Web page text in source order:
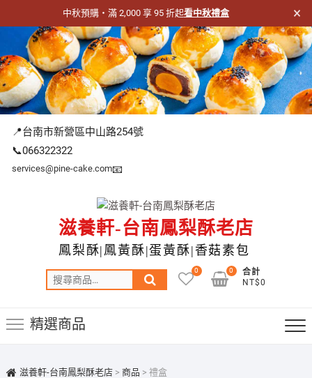
中秋預購・滿 2,000 享 95 折起看中秋禮盒 ×
主
要
內
容
📍台南市新營區中山路254號
📞066322322
📧
services@pine-cake.com
滋養軒-台南鳳梨酥老店
鳳梨酥|鳳黃酥|蛋黃酥|香菇素包
尋
0
合計
NT$0
0
精選商品
滋養軒-台南鳳梨酥老店> 商品 > 禮盒